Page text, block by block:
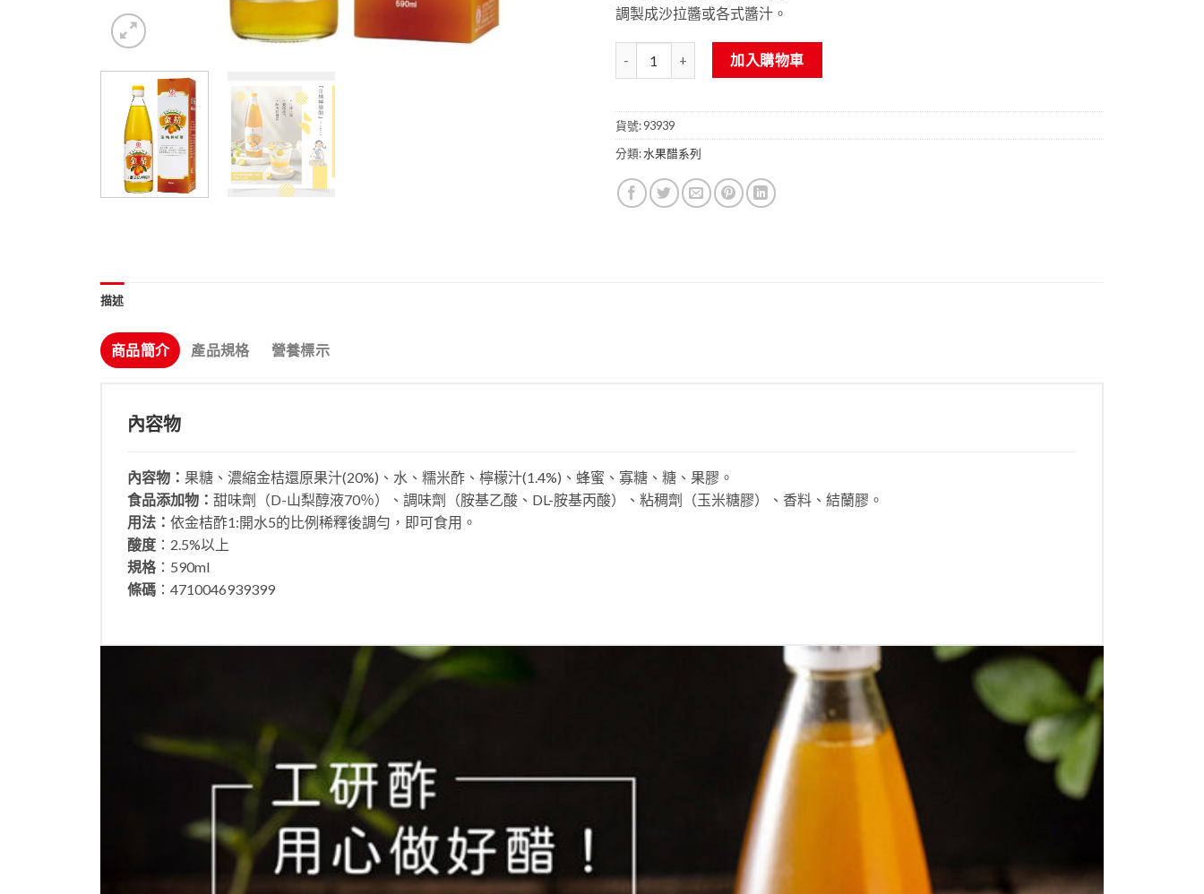
調製成沙拉醬或各式醬汁。
金桔檸檬醋 (濃縮水果醋) 590ml 數量
加入購物車
貨號:93939
分類:水果醋系列
描述
商品簡介 產品規格 營養標示
內容物
內容物： 果糖、濃縮金桔還原果汁(20%)、水、糯米酢、檸檬汁(1.4%)、蜂蜜、寡糖、糖、果膠。
食品添加物： 甜味劑（D-山梨醇液70％）、調味劑（胺基乙酸、DL-胺基丙酸）、粘稠劑（玉米糖膠）、香料、結蘭膠。
用法： 依金桔酢1:開水5的比例稀釋後調勻，即可食用。
酸度 ：2.5%以上
規格：590ml
條碼 ：4710046939399